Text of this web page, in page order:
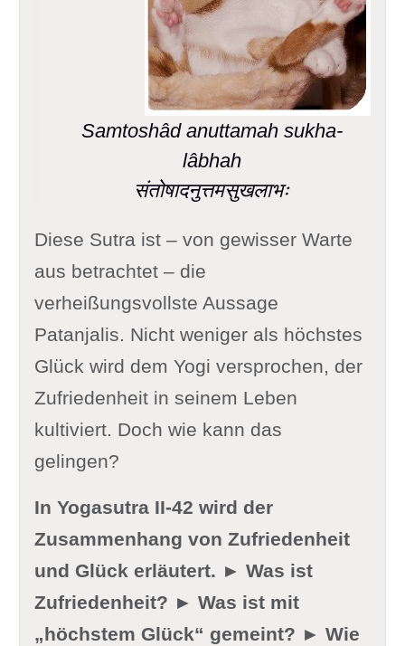
Samtoshâd anuttamah sukha-
lâbhah
संतोषादनुत्तमसुखलाभः
Diese Sutra ist – von gewisser Warte
aus betrachtet – die
verheißungsvollste Aussage
Patanjalis. Nicht weniger als höchstes
Glück wird dem Yogi versprochen, der
Zufriedenheit in seinem Leben
kultiviert. Doch wie kann das
gelingen?
In Yogasutra II-42 wird der
Zusammenhang von Zufriedenheit
und Glück erläutert. ► Was ist
Zufriedenheit? ► Was ist mit
„höchstem Glück“ gemeint? ► Wie